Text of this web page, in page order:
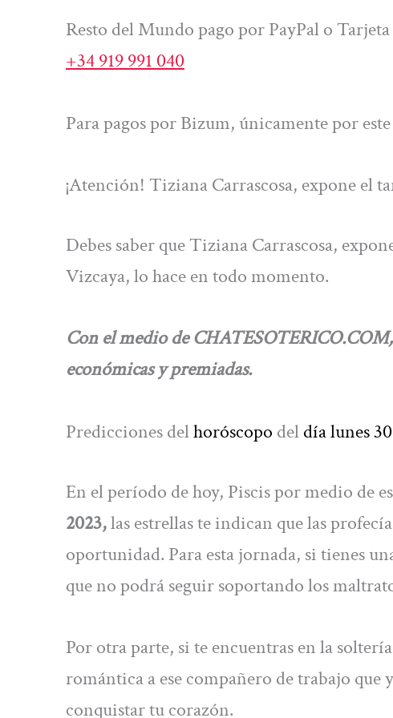
Resto del Mundo pago por PayPal o Tarjeta
+34 919 991 040
Para pagos por Bizum, únicamente por
¡Atención! Tiziana Carrascosa, expone el
Debes saber que Tiziana Carrascosa,
Vizcaya, lo hace en todo momento.
Con el medio de
económicas y premiadas.
Predicciones delhoróscopo deldía lunes
En el período de hoy, Piscis por medio de
2023,las estrellas te indican que las
oportunidad. Para esta jornada, si tienes
que no podrá seguir soportando los
Por otra parte, si te encuentras en la
romántica a ese compañero de trabajo
conquistar tu corazón.